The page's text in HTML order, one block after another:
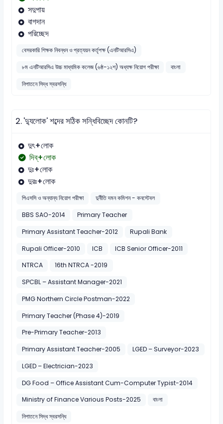
সদুপায়
বাগদান
পরিচ্ছেদ
বেসরকারি শিক্ষক নিবন্ধন ও প্রত্যয়ন কর্তৃপক্ষ (এনটিআরসিএ)
৮ম এনটিআরসিএ উচ্চ মাধ্যমিক কলেজ (৬ষ্ঠ-১২শ) অধ্যক্ষ নিয়োগ পরীক্ষা
বাংলা
নিপাতনে সিদ্ধ স্বরসন্ধি
2.'দ্যুলোক' শব্দের সঠিক সন্ধিবিচ্ছেদ কোনটি?
দুৎ+লোক
দিব্‌+লোক
দুঃ+লোক
দুরঃ+লোক
পিএসসি ও অন্যান্য নিয়োগ পরীক্ষা
দুর্নীতি দমন কমিশন - কনস্টেবল
BBS SAO-2014
Primary Teacher
Primary Assistant Teacher-2012
Rupali Bank
Rupali Officer-2010
ICB
ICB Senior Officer-2011
NTRCA
16th NTRCA -2019
SPCBL – Assistant Manager-2021
PMG Northern Circle Postman-2022
Primary Teacher (Phase 4)-2019
Pre-Primary Teacher-2013
Primary Assistant Teacher-2005
LGED – Surveyor-2023
LGED – Electrician-2023
DG Food – Office Assistant Cum-Computer Typist-2014
Ministry of Finance Various Posts-2025
বাংলা
নিপাতনে সিদ্ধ স্বরসন্ধি